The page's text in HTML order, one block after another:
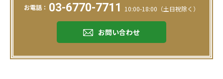
お電話： 03-6770-7711 10:00-18:00（土日祝除く）
お問い合わせ